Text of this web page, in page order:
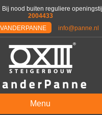
Bij nood buiten reguliere
2004433
info@panne.nl
Menu